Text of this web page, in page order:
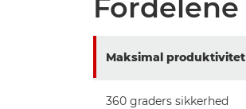
Fordelene
Maksimal produktivitet
360 graders sikkerhed